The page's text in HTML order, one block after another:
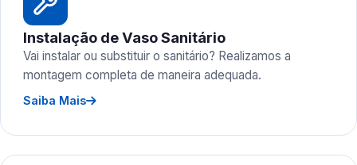
Instalação de Vaso Sanitário
Vai instalar ou substituir o sanitário? Realizamos a
montagem completa de maneira adequada.
Saiba Mais